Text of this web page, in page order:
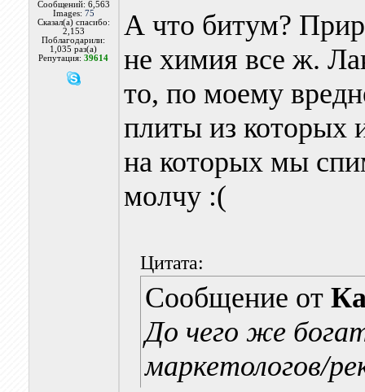
Сообщений: 6,563
Images: 75
Сказал(а) спасибо:
2,153
Поблагодарили:
1,035 раз(а)
Репутация:39614
А что битум?
не химия все ж.
то, по моему
плиты из которых
на которых мы
молчу :(
Цитата:
Сообщение от
До чего же
маркетологов/